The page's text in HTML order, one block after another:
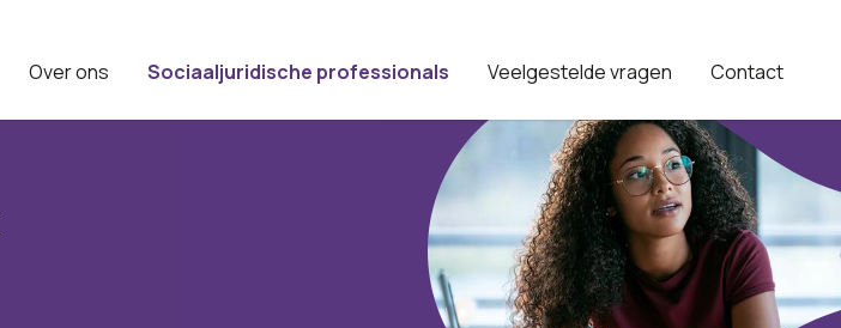
Over ons Sociaaljuridische professionals Veelgestelde vragen Contact